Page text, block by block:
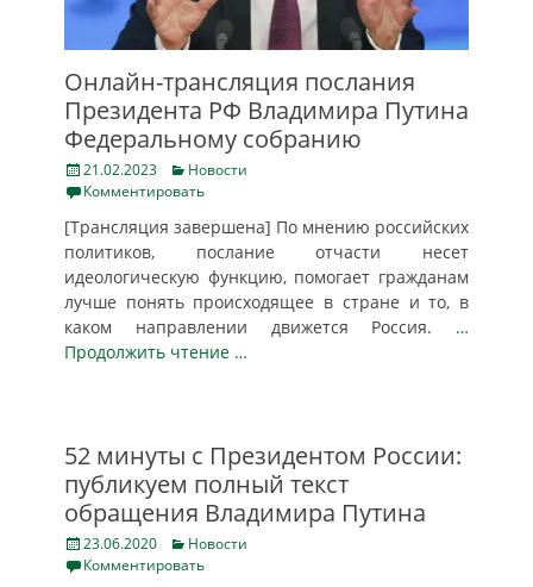
Онлайн-трансляция послания
Президента РФ Владимира Путина
Федеральному собранию
Posted
on
21.02.2023 Categories
Новости
Комментировать
[Трансляция завершена] По мнению российских
политиков, послание отчасти несет
идеологическую функцию, помогает гражданам
лучше понять происходящее в стране и то, в
каком направлении движется Россия. …
Продолжить чтение …
52 минуты с Президентом России:
публикуем полный текст
обращения Владимира Путина
Posted
on
23.06.2020 Categories
Новости
Комментировать